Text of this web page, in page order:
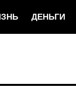
ДЕНЬГИ